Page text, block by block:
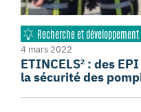
Recherche et développement
4 mars 2022
ETINCELS² : des
la sécurité des